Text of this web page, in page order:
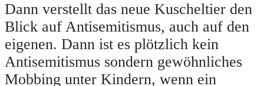
Dann verstellt das neue Kuscheltier den
Blick auf Antisemitismus, auch auf den
eigenen. Dann ist es plötzlich kein
Antisemitismus sondern gewöhnliches
Mobbing unter Kindern, wenn ein